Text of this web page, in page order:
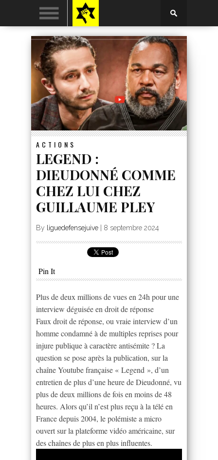
ACTIONS
LEGEND :
DIEUDONNÉ COMME
CHEZ LUI CHEZ
GUILLAUME PLEY
By liguedefensejuive 8 septembre 2024
Pin It
Plus de deux millions de vues en 24h pour une
interview déguisée en droit de réponse
Faux droit de réponse, ou vraie interview d’un
homme condamné à de multiples reprises pour
injure publique à caractère antisémite ? La
question se pose après la publication, sur la
chaîne Youtube française « Legend », d’un
entretien de plus d’une heure de Dieudonné, vu
plus de deux millions de fois en moins de 48
heures. Alors qu’il n’est plus reçu à la télé en
France depuis 2004, le polémiste a micro
ouvert sur la plateforme vidéo américaine, sur
des chaînes de plus en plus influentes.